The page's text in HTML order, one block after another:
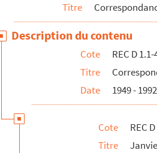
REC D 1.46 1-2. Mai Octobre 1973
REC D 1 47 1-2. Mars 1996
REC D 1.48 1-2. Mai Octobre 1997
REC D 1.49 1-2. Février Septembre
REC D 1.50 1-21. Non datées.
REC D 2.1-6. Autres courriers.
Titre
Description du contenu
Cote
REC D
Titre
Date
1949 - 1992
Cote
REC
Titre